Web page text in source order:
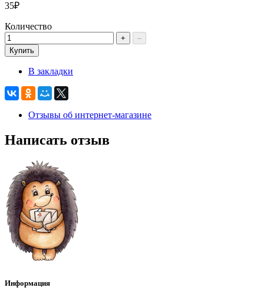
35₽
Количество
+
–
Купить
В закладки
Отзывы об интернет-магазине
Написать отзыв
Информация